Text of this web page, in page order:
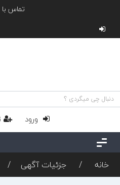
تماس با
ورود
خانه جزئیات آگهی